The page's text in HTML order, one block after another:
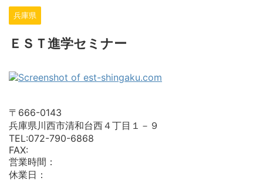
兵庫県
ＥＳＴ進学セミナー
〒666-0143
兵庫県川西市清和台西４丁目１－９
TEL:072-790-6868
FAX:
営業時間：
休業日：